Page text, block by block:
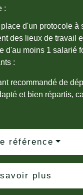
:
place d'un protocole
des lieux de travail
d'au moins 1 salarié
:
recommandé de
et bien répartis,
référence
plus